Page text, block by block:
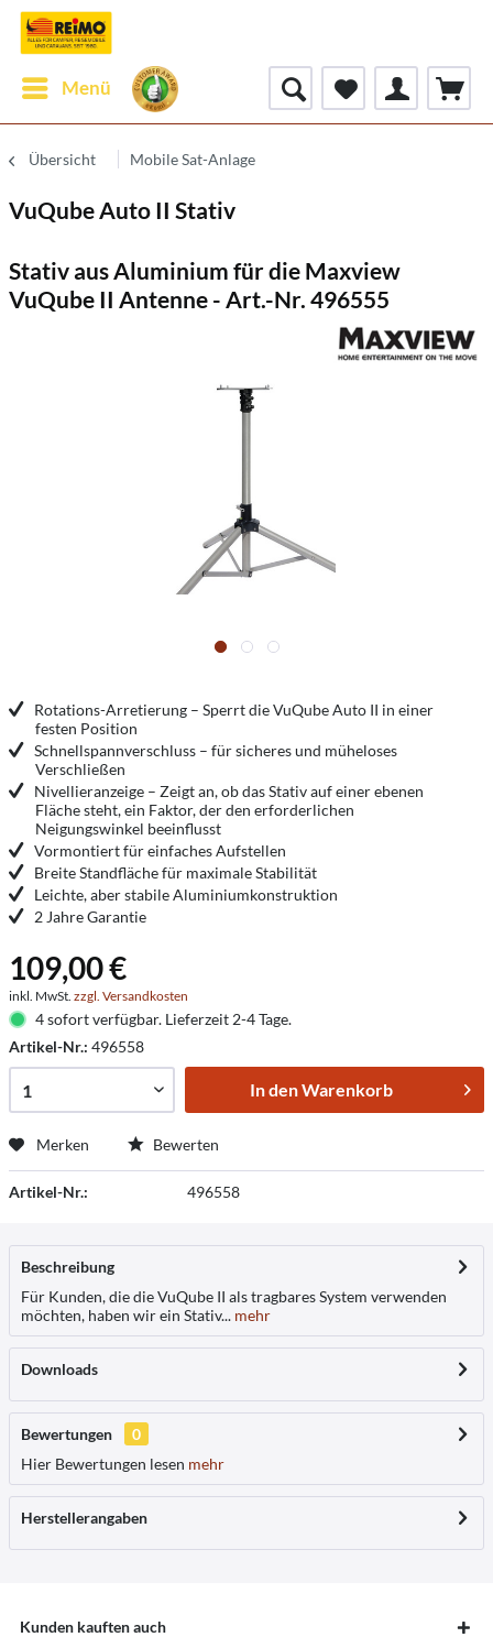
Menü
Übersicht Mobile Sat-Anlage
VuQube Auto II Stativ
Stativ aus Aluminium für die Maxview
VuQube II Antenne - Art.-Nr. 496555
Rotations-Arretierung – Sperrt die VuQube Auto II in einer
festen Position
Schnellspannverschluss – für sicheres und müheloses
Verschließen
Nivellieranzeige – Zeigt an, ob das Stativ auf einer ebenen
Fläche steht, ein Faktor, der den erforderlichen
Neigungswinkel beeinflusst
Vormontiert für einfaches Aufstellen
Breite Standfläche für maximale Stabilität
Leichte, aber stabile Aluminiumkonstruktion
2 Jahre Garantie
109,00 €
inkl. MwSt. zzgl. Versandkosten
4 sofort verfügbar. Lieferzeit 2-4 Tage.
Artikel-Nr.: 496558
In denWarenkorb
Merken Bewerten
Artikel-Nr.: 496558
Beschreibung
Für Kunden, die die VuQube II als tragbares System verwenden
möchten, haben wir ein Stativ... mehr
Downloads
Bewertungen
0
Hier Bewertungen lesen mehr
Herstellerangaben
Kunden kauften auch